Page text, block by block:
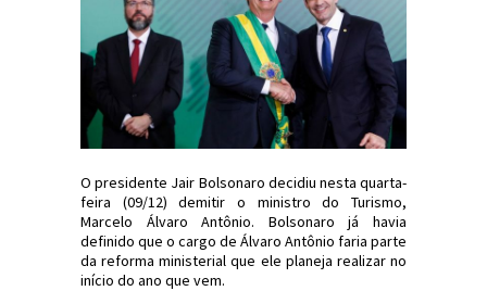
O presidente Jair Bolsonaro decidiu nesta quarta-
feira (09/12) demitir o ministro do Turismo,
Marcelo Álvaro Antônio. Bolsonaro já havia
definido que o cargo de Álvaro Antônio faria parte
da reforma ministerial que ele planeja realizar no
início do ano que vem.